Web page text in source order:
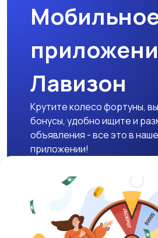
Лавизон
Крутите колесо фортуны,
бонусы, удобно ищите и
объявления - все это в
приложении!
Скачать APK